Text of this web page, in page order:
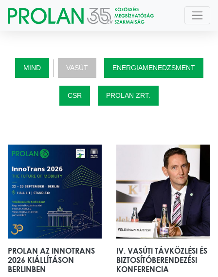
MIND VASÚT ENERGIAMENEDZSMENT
CSR PROLAN ZRT.
PROLAN AZ INNOTRANS
2026 KIÁLLÍTÁSON
BERLINBEN
IV. VASÚTI TÁVKÖZLÉSI ÉS
BIZTOSÍTÓBERENDEZÉSI
KONFERENCIA